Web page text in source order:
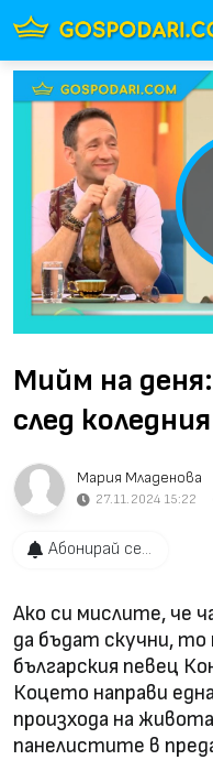
Мийм на
след
Мария Младенова
27.11.2024 15:22
Абонирай се...
Ако си мислите, че
да бъдат скучни,
българския певец
Коцето направи
произхода на
панелистите в